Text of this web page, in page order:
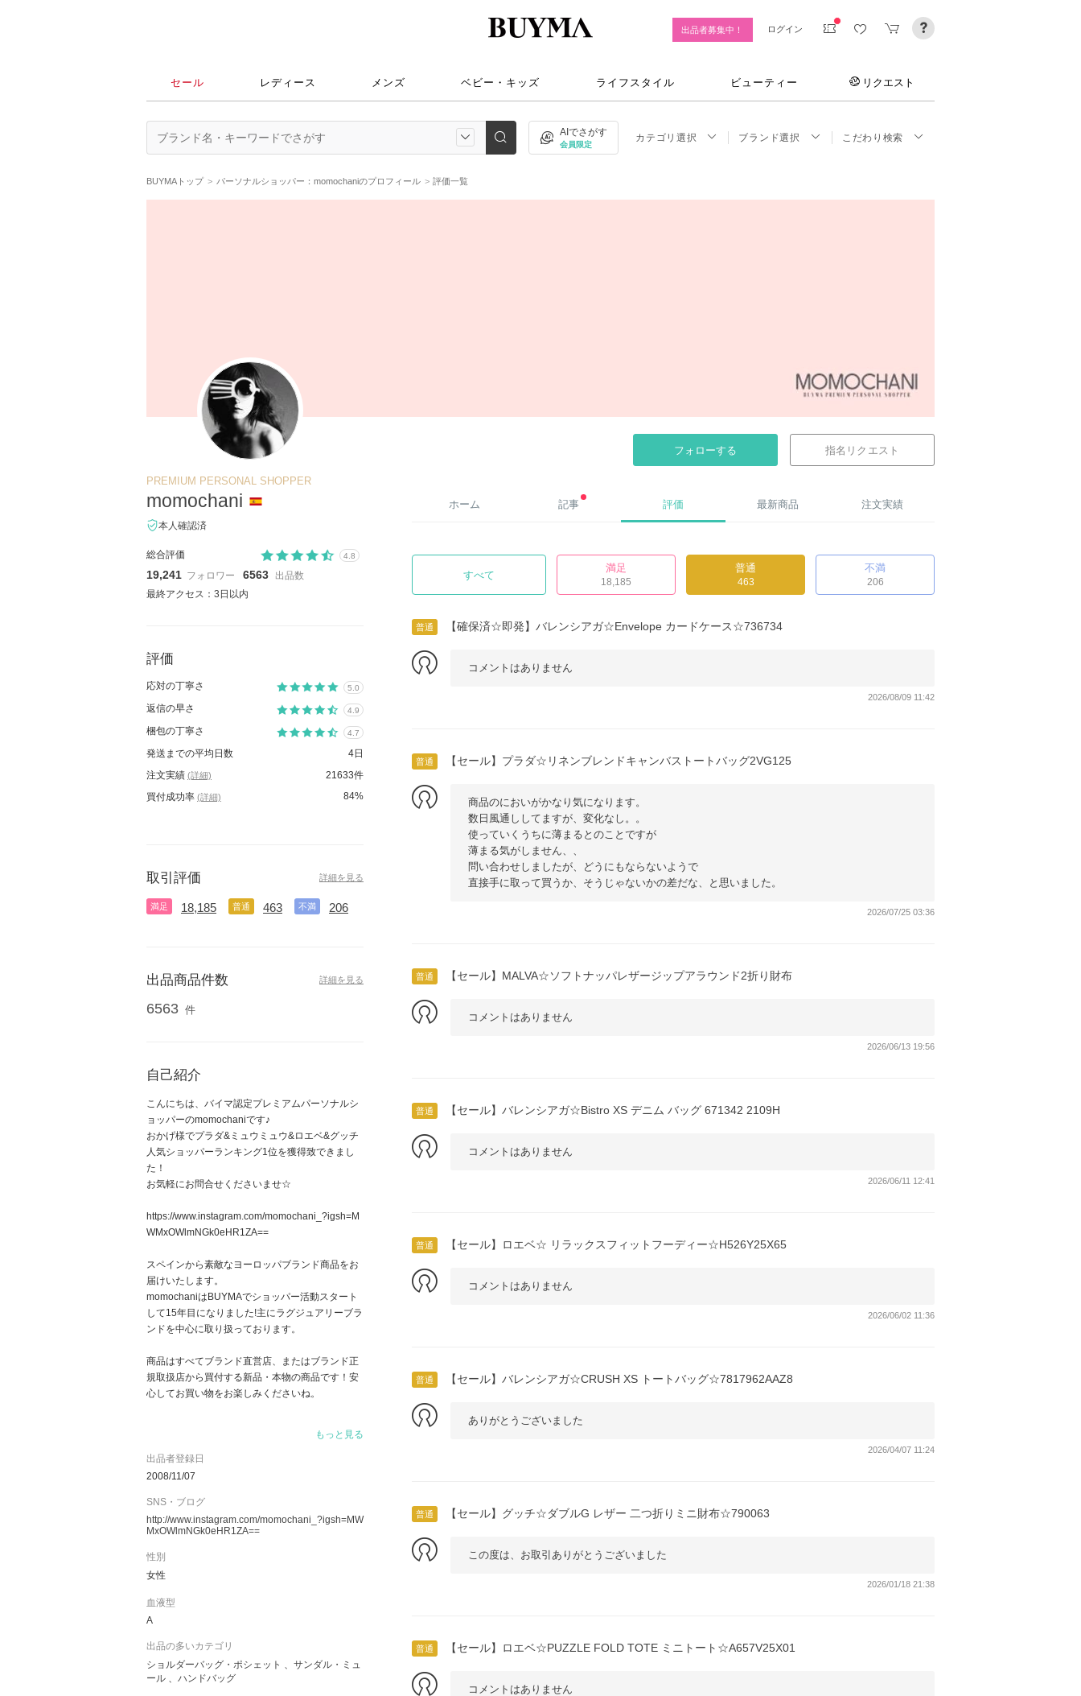
出品者募集中！ ログイン
セール レディース メンズ ベビー・キッズ ライフスタイル ビューティー リクエスト
AIでさがす
会員限定
カテゴリ選択 ブランド選択 こだわり検索
BUYMAトップ パーソナルショッパー：momochaniのプロフィール 評価一覧
フォローする 指名リクエスト
PREMIUM PERSONAL SHOPPER
momochani
本人確認済
総合評価 4.8
19,241 フォロワー 6563 出品数
最終アクセス：3日以内
評価
応対の丁寧さ 5.0
返信の早さ 4.9
梱包の丁寧さ 4.7
発送までの平均日数
4日
注文実績 (詳細)
21633件
買付成功率 (詳細) 84%
取引評価 詳細を見る
満足 18,185 普通 463 不満 206
出品商品件数 詳細を見る
6563 件
自己紹介
こんにちは、バイマ認定プレミアムパーソナルシ
ョッパーのmomochaniです♪
おかげ様でプラダ&ミュウミュウ&ロエベ&グッチ
人気ショッパーランキング1位を獲得致できまし
た！
お気軽にお問合せくださいませ☆
https://www.instagram.com/momochani_?igsh=M
WMxOWlmNGk0eHR1ZA==
スペインから素敵なヨーロッパブランド商品をお
届けいたします。
momochaniはBUYMAでショッパー活動スタート
して15年目になりました!主にラグジュアリーブラ
ンドを中心に取り扱っております。
商品はすべてブランド直営店、またはブランド正
規取扱店から買付する新品・本物の商品です！安
心してお買い物をお楽しみくださいね。
おります。全て安心の追跡付きでの発送と出来る
だけ早くお届けできるよう努めております。
お届け期間の目安：出荷日より10-15日で到着致
『関税について』
発送となりますので、関税が発生したしますので
お客様のご負担となります。
0%前後と予想されます。
もっと見る
出品者登録日
2008/11/07
SNS・ブログ
http://www.instagram.com/momochani_?igsh=MW
MxOWlmNGk0eHR1ZA==
性別
女性
血液型
A
出品の多いカテゴリ
ショルダーバッグ・ポシェット
サンダル・ミュ
ール
ハンドバッグ
ホーム 記事 評価 最新商品 注文実績
すべて
満足
18,185
普通
463
不満
206
普通 【確保済☆即発】バレンシアガ☆Envelope カードケース☆736734
コメントはありません
2026/08/09 11:42
普通 【セール】プラダ☆リネンブレンドキャンバストートバッグ2VG125
商品のにおいがかなり気になります。
数日風通ししてますが、変化なし。。
使っていくうちに薄まるとのことですが
薄まる気がしません、、
問い合わせしましたが、どうにもならないようで
直接手に取って買うか、そうじゃないかの差だな、と思いました。
2026/07/25 03:36
普通 【セール】MALVA☆ソフトナッパレザージップアラウンド2折り財布
コメントはありません
2026/06/13 19:56
普通 【セール】バレンシアガ☆Bistro XS デニム バッグ 671342 2109H
コメントはありません
2026/06/11 12:41
普通 【セール】ロエベ☆ リラックスフィットフーディー☆H526Y25X65
コメントはありません
2026/06/02 11:36
普通 【セール】バレンシアガ☆CRUSH XS トートバッグ☆7817962AAZ8
ありがとうございました
2026/04/07 11:24
普通 【セール】グッチ☆ダブルG レザー 二つ折りミニ財布☆790063
この度は、お取引ありがとうございました
2026/01/18 21:38
普通 【セール】ロエベ☆PUZZLE FOLD TOTE ミニトート☆A657V25X01
コメントはありません